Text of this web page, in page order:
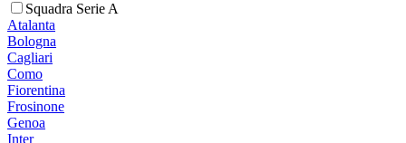
Squadra Serie A
Atalanta
Bologna
Cagliari
Como
Fiorentina
Frosinone
Genoa
Inter